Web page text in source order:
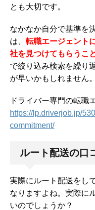
とも大切です。
なかなか自分で基準を
は、 転職エージェント
社を見つけてもらうこ
で絞り込み検索を繰り
が早いかもしれません。
ドライバー専門の転職
https://lp.driverjob.jp/
commitment/
ルート配送の口
実際にルート配送をし
なりますよね。実際に
いのでしょうか？